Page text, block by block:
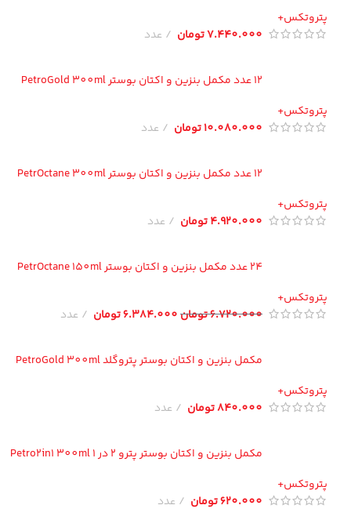
7.440.000تومان عدد
12 عدد مکمل بنزین و اکتان بوستر PetroGold 300ml
10.080.000تومان عدد
12 عدد مکمل بنزین و اکتان بوستر PetrOctane 300ml
4.920.000تومان عدد
24 عدد مکمل بنزین و اکتان بوستر PetrOctane 150ml
6.720.000تومان6.384.000تومان عدد
مکمل بنزین و اکتان بوستر پتروگلد PetroGold 300ml
840.000تومان عدد
مکمل بنزین و اکتان بوستر پترو 2 در 1 Petro2in1 300ml
620.000تومان عدد